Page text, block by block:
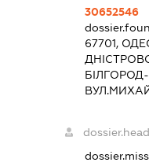
30652546
67701,